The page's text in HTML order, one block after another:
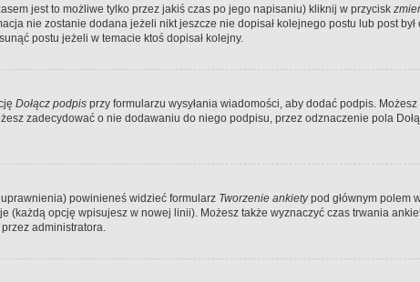
jest to możliwe tylko przez jakiś czas po jego napisaniu) kliknij w przycisk
nie zostanie dodana jeżeli nikt jeszcze nie dopisał kolejnego postu lub post
postu jeżeli w temacie ktoś dopisał kolejny.
Dołącz podpis przy formularzu wysyłania wiadomości, aby dodać podpis.
zadecydować o nie dodawaniu do niego podpisu, przez odznaczenie pola
powinieneś widzieć formularz Tworzenie ankietypod głównym polem
opcję wpisujesz w nowej linii). Możesz także wyznaczyć czas trwania
administratora.